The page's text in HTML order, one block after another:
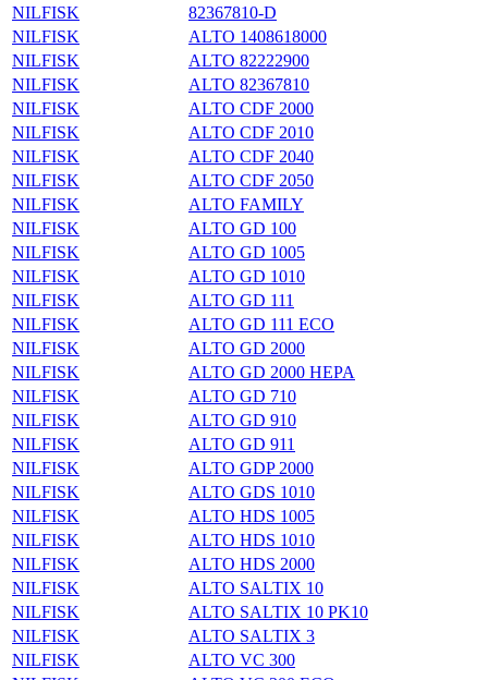
NILFISK
82367810-D
NILFISK
ALTO 1408618000
NILFISK
ALTO 82222900
NILFISK
ALTO 82367810
NILFISK
ALTO CDF 2000
NILFISK
ALTO CDF 2010
NILFISK
ALTO CDF 2040
NILFISK
ALTO CDF 2050
NILFISK
ALTO FAMILY
NILFISK
ALTO GD 100
NILFISK
ALTO GD 1005
NILFISK
ALTO GD 1010
NILFISK
ALTO GD 111
NILFISK
ALTO GD 111 ECO
NILFISK
ALTO GD 2000
NILFISK
ALTO GD 2000 HEPA
NILFISK
ALTO GD 710
NILFISK
ALTO GD 910
NILFISK
ALTO GD 911
NILFISK
ALTO GDP 2000
NILFISK
ALTO GDS 1010
NILFISK
ALTO HDS 1005
NILFISK
ALTO HDS 1010
NILFISK
ALTO HDS 2000
NILFISK
ALTO SALTIX 10
NILFISK
ALTO SALTIX 10 PK10
NILFISK
ALTO SALTIX 3
NILFISK
ALTO VC 300